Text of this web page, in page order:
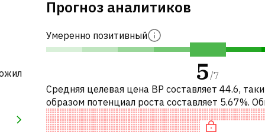
Прогноз аналитиков
Умеренно позитивный
5/7
Средняя целевая цена BP составляет 44.6,
образом потенциал роста составляет 5.67%.
это означает рекомендацию «ДЕРЖАТЬ»
инвестиционных компаний. Эта ней